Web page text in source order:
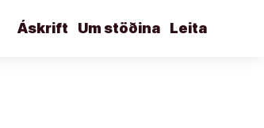
Leita
Um stöðina
Áskrift